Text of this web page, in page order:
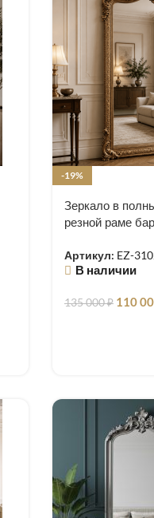
-19%
Зеркало в
резной раме
Артикул: EZ-
В наличии
135 000₽ 110